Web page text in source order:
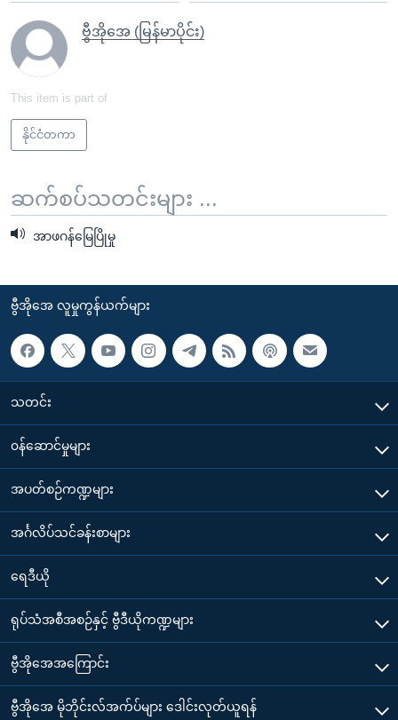
ဗွီအိုအေ (မြန်မာပိုင်း)
This item is part of
နိုင်ငံတကာ
ဆက်စပ်သတင်းများ ...
အာဖဂန်မြေပြိုမှု
ဗွီအိုအေ လူမှုကွန်ယက်များ
သတင်း
၀န်ဆောင်မှုများ
အပတ်စဉ်ကဏ္ဍများ
အင်္ဂလိပ်သင်ခန်းစာများ
ရေဒီယို
ရုပ်သံအစီအစဉ်နှင့် ဗွီဒီယိုကဏ္ဍများ
ဗွီအိုအေအကြောင်း
ဗွီအိုအေ မိုဘိုင်းလ်အက်ပ်များ ဒေါင်းလုတ်ယူရန်